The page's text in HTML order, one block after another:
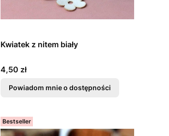
Kwiatek z nitem biały
Cena
4,50 zł
Powiadom mnie o dostępności
Bestseller